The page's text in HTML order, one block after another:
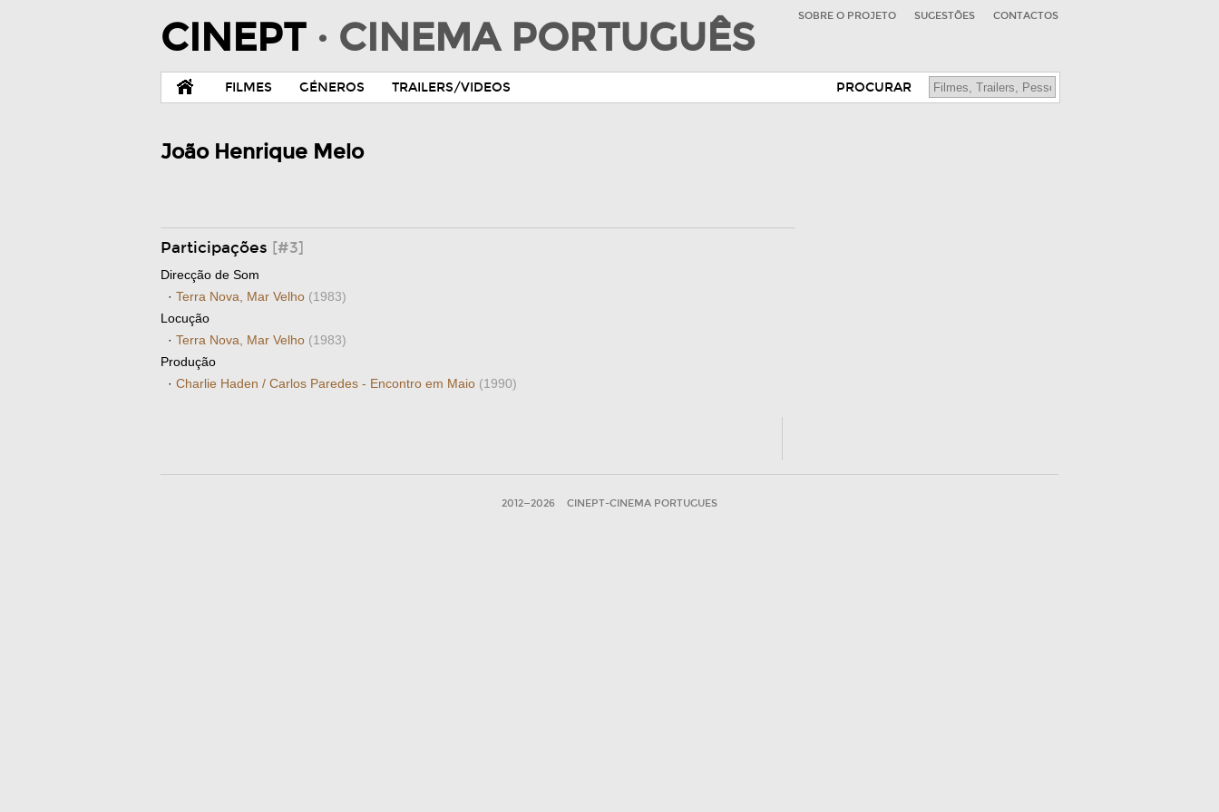
CINEPT · CINEMA PORTUGUÊS SOBRE O PROJETO SUGESTÕES CONTACTOS
FILMES GÉNEROS TRAILERS/VIDEOS PROCURAR
João Henrique Melo
Participações [#3]
Direcção de Som
· Terra Nova, Mar Velho (1983)
Locução
· Terra Nova, Mar Velho (1983)
Produção
· Charlie Haden / Carlos Paredes - Encontro em Maio (1990)
2012—2026 CINEPT-CINEMA PORTUGUES